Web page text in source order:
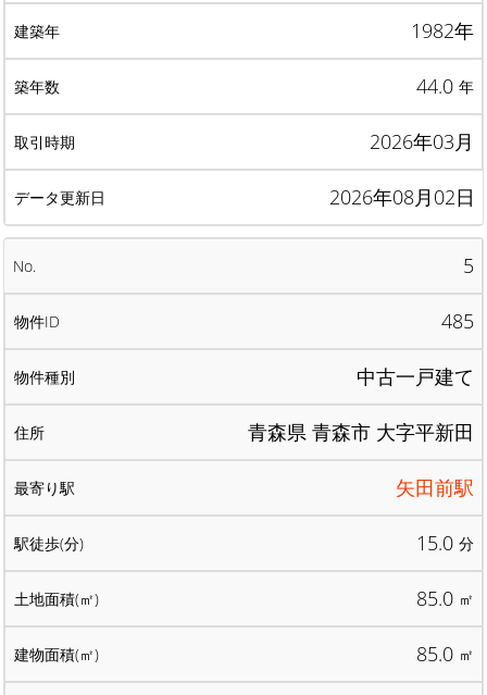
1982年
44.0 年
2026年03月
2026年08月02日
5
485
中古一戸建て
青森県 青森市 大字平新田
矢田前駅
15.0 分
85.0 ㎡
85.0 ㎡